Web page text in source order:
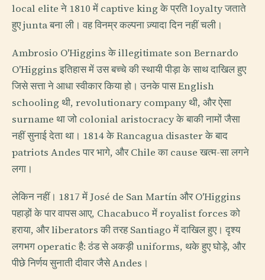
local elite ने 1810 में captive king के प्रति loyalty जताते
हुए junta बना ली। वह विनम्र कल्पना ज़्यादा दिन नहीं चली।
Ambrosio O'Higgins के illegitimate son Bernardo
O'Higgins इतिहास में उस बच्चे की स्थायी पीड़ा के साथ दाखिल हुए
जिसे सत्ता ने आधा स्वीकार किया हो। उनके पास English
schooling थी, revolutionary company थी, और ऐसा
surname था जो colonial aristocracy के बाकी नामों जैसा
नहीं सुनाई देता था। 1814 के Rancagua disaster के बाद
patriots Andes पार भागे, और Chile का cause खत्म-सा लगने
लगा।
लेकिन नहीं। 1817 में José de San Martín और O'Higgins
पहाड़ों के पार वापस आए, Chacabuco में royalist forces को
हराया, और liberators की तरह Santiago में दाखिल हुए। दृश्य
लगभग operatic है: ठंड से अकड़ी uniforms, थके हुए घोड़े, और
पीछे निर्णय सुनाती दीवार जैसे Andes।